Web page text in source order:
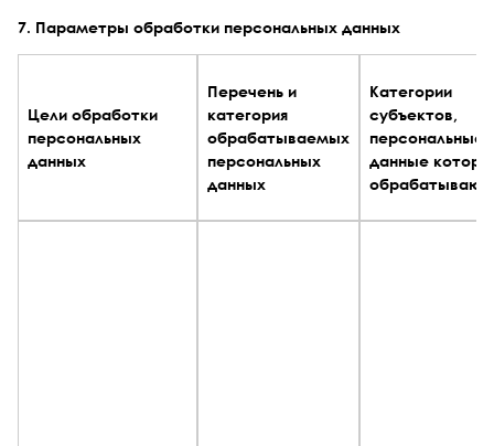
7. Параметры обработки персональных данных
Цели обработки
персональных
данных
Перечень и
категория
обрабатываемых
персональных
данных
Категории
субъектов,
персональные
данные